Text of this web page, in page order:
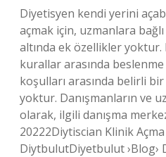
Diyetisyen kendi yerini
açmak için, uzmanlara
altında ek özellikler yoktur.
kurallar arasında beslenme
koşulları arasında belirli
yoktur. Danışmanların ve
olarak, ilgili danışma
20222Diytiscian Klinik
DiytbulutDiyetbulut ›Blog›